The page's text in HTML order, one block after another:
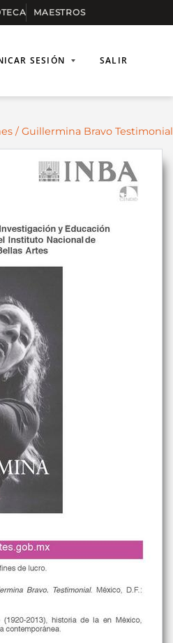
MAESTROS
SESIÓN SALIR
/ Guillermina Bravo Testimonial